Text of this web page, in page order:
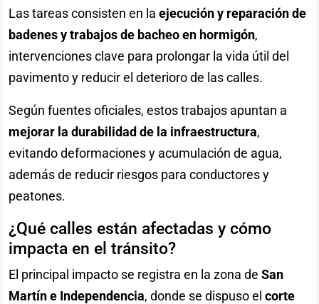
Las tareas consisten en laejecución y reparación de
badenes y trabajos de bacheo en hormigón,
intervenciones clave para prolongar la vida útil del
pavimento y reducir el deterioro de las calles.
Según fuentes oficiales, estos trabajos apuntan a
mejorar la durabilidad de la infraestructura,
evitando deformaciones y acumulación de agua,
además de reducir riesgos para conductores y
peatones.
¿Qué calles están afectadas y cómo
impacta en el tránsito?
El principal impacto se registra en la zona deSan
Martín e Independencia, donde se dispuso elcorte